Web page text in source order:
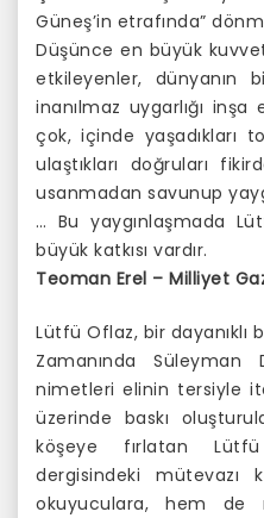
Güneş’in etrafında”
Düşünce en büyük
etkileyenler, dünyanın
inanılmaz uygarlığı
çok, içinde yaşadıkları
ulaştıkları doğruları
usanmadan savunup
… Bu yaygınlaşmada
büyük katkısı vardır.
Teoman Erel – Milliyet
Lütfü Oflaz, bir dayanıklı
Zamanında Süleyman
nimetleri elinin tersiyle
üzerinde baskı
köşeye fırlatan
dergisindeki mütevazı
okuyuculara, hem de